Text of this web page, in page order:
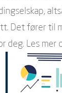
Det fører til
deg. Les mer